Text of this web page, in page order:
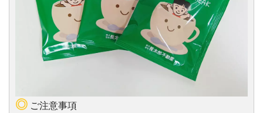
◎ ご注意事項